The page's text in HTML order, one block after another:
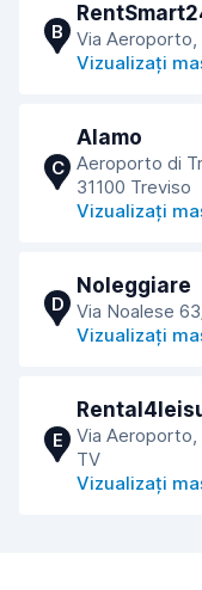
B
Via Aeroporto,
Vizualizați
C
Alamo
Aeroporto di
31100 Treviso
Vizualizați
D
Noleggiare
Via Noalese
Vizualizați
E
Via Aeroporto,
TV
Vizualizați